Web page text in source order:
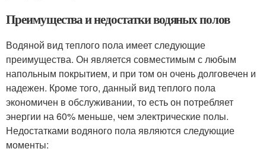
Преимущества и недостатки водяных полов
Водяной вид теплого пола имеет следующие
преимущества. Он является совместимым с любым
напольным покрытием, и при том он очень долговечен и
надежен. Кроме того, данный вид теплого пола
экономичен в обслуживании, то есть он потребляет
энергии на 60% меньше, чем электрические полы.
Недостатками водяного пола являются следующие
моменты: